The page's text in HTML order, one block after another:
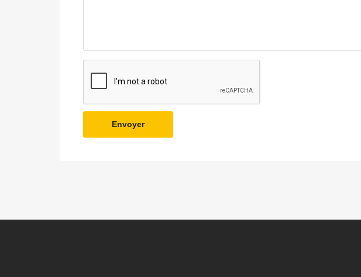
Envoyer